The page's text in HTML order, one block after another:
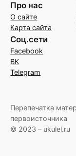
Про нас
О сайте
Карта сайта
Соц.сети
Facebook
ВК
Telegram
Перепечатка
первоисточника
© 2023 – ukulel.ru